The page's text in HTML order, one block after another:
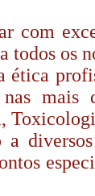
com
todos os
ética
mais
a